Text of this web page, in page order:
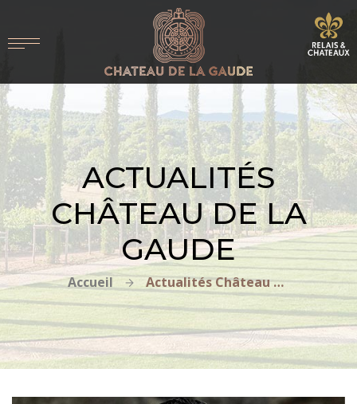
ACTUALITÉS
CHÂTEAU DE LA
GAUDE
Accueil Actualités Château de la Gaude